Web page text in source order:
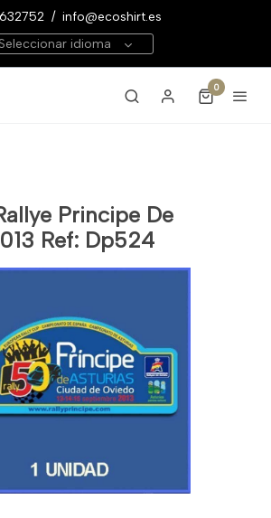
/ info@ecoshirt.es
Seleccionar idioma
0
Principe De
Ref: Dp524